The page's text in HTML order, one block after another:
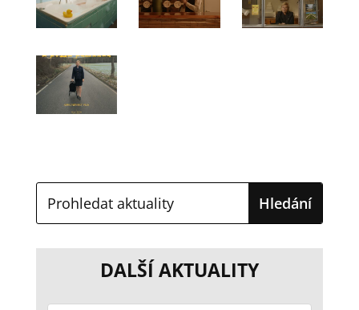
DALŠÍ AKTUALITY